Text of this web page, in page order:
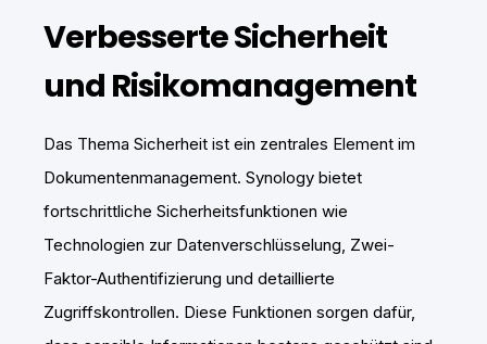
Verbesserte Sicherheit
und Risikomanagement
Das Thema Sicherheit ist ein zentrales Element im
Dokumentenmanagement. Synology bietet
fortschrittliche Sicherheitsfunktionen wie
Technologien zur Datenverschlüsselung, Zwei-
Faktor-Authentifizierung und detaillierte
Zugriffskontrollen. Diese Funktionen sorgen dafür,